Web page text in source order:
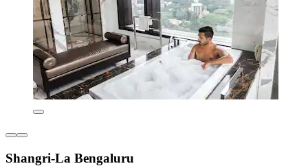
Shangri-La Bengaluru